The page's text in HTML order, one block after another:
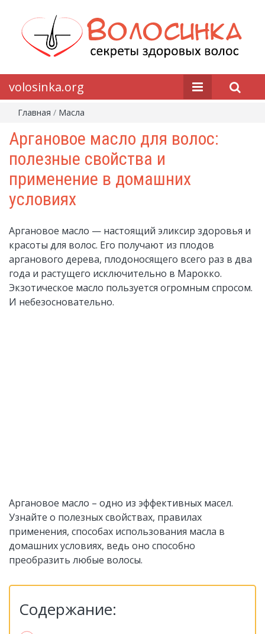
volosinka.org
Главная / Масла
Аргановое масло для волос:
полезные свойства и
применение в домашних
условиях
Аргановое масло — настоящий эликсир здоровья и
красоты для волос. Его получают из плодов
арганового дерева, плодоносящего всего раз в два
года и растущего исключительно в Марокко.
Экзотическое масло пользуется огромным спросом.
И небезосновательно.
Аргановое масло – одно из эффективных масел.
Узнайте о полезных свойствах, правилах
применения, способах использования масла в
домашних условиях, ведь оно способно
преобразить любые волосы.
Содержание: